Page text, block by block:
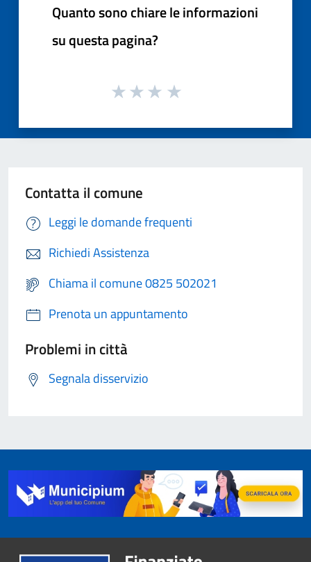
Quanto sono chiare le informazioni
su questa pagina?
Contatta il comune
Leggi le domande frequenti
Richiedi Assistenza
Chiama il comune 0825 502021
Prenota un appuntamento
Problemi in città
Segnala disservizio